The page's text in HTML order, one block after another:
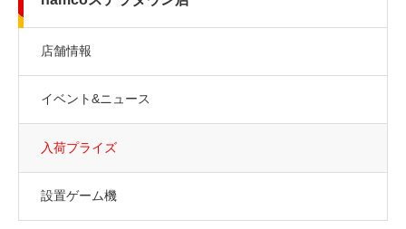
店舗情報
イベント&ニュース
入荷プライズ
設置ゲーム機